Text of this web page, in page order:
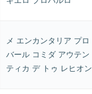
メ エンカンタリア プロ
バール コミダ アウテン
ティカ デ トゥ レヒオン